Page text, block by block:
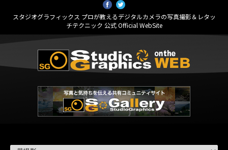
スタジオグラフィックス プロが教えるデジタルカメラの写真撮影＆レタッ
チテクニック 公式 Official WebSite